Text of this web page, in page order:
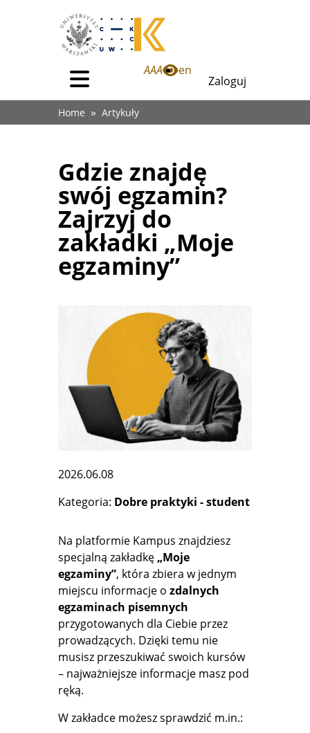
do
treści
AAA Odnośnik
Zaloguj
Zaloguj
Menu
główne
anonimowych)
en
Ścieżka
Home Artykuły
Gdzie znajdę
swój egzamin?
Zajrzyj do
zakładki „Moje
egzaminy”
2026.06.08
Kategoria Dobre praktyki - student
Na platformie Kampus znajdziesz
specjalną zakładkę „Moje
egzaminy”, która zbiera w jednym
miejscu informacje o zdalnych
egzaminach pisemnych
przygotowanych dla Ciebie przez
prowadzących. Dzięki temu nie
musisz przeszukiwać swoich kursów
– najważniejsze informacje masz pod
ręką.
W zakładce możesz sprawdzić m.in.: